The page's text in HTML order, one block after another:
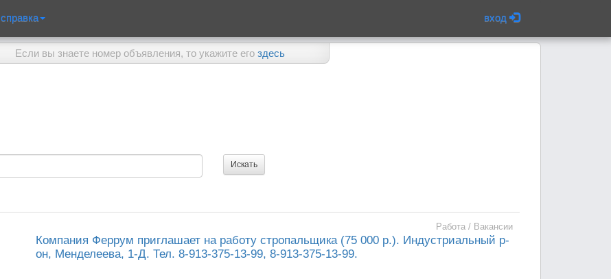
справка вход
Если вы знаете номер объявления, то укажите его здесь
Работа / Вакансии
Компания Феррум приглашает на работу стропальщика (75 000 р.). Индустриальный р-
он, Менделеева, 1-Д. Тел. 8-913-375-13-99, 8-913-375-13-99.